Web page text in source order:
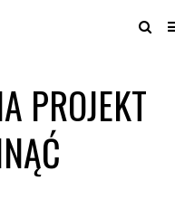
PROJEKT